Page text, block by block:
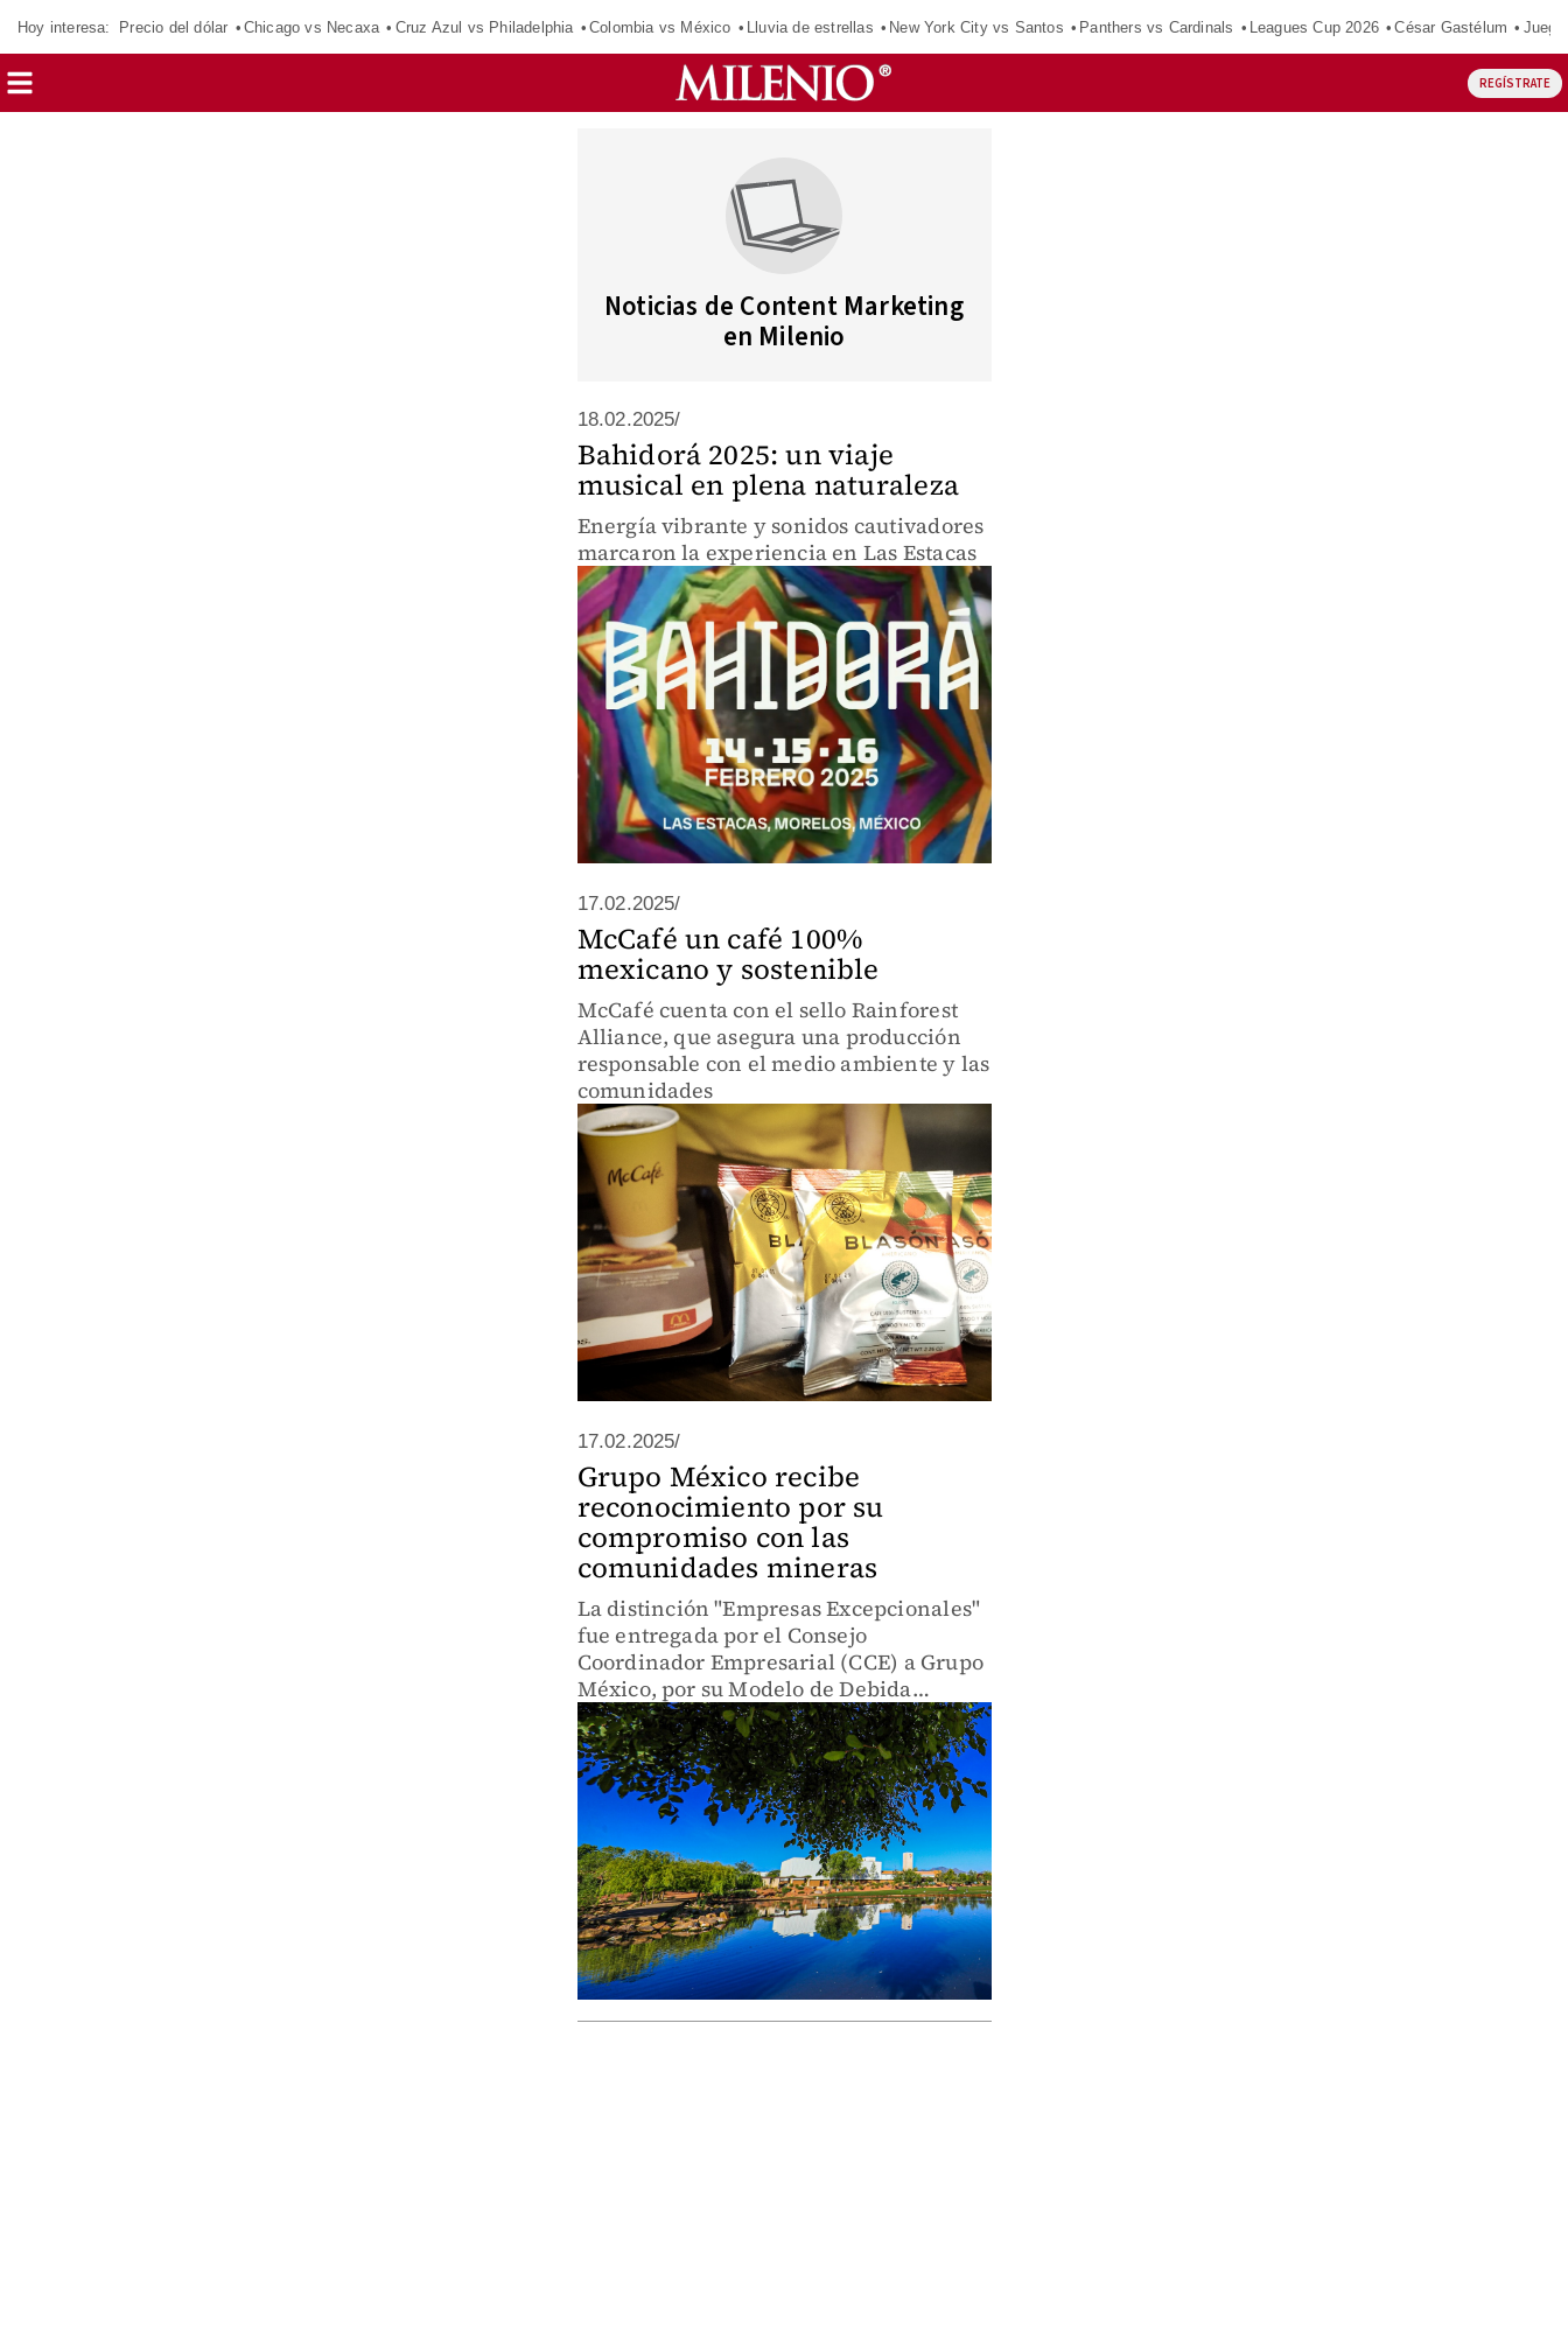
Hoy interesa: Precio del dólar Chicago vs Necaxa Cruz Azul vs Philadelphia Colombia vs México Lluvia de estrellas New York City vs Santos Panthers vs Cardinals Leagues Cup 2026 César Gastélum
REGÍSTRATE
Noticias de Content Marketing
en Milenio
18.02.2025/
Bahidorá 2025: un viaje
musical en plena naturaleza
Energía vibrante y sonidos cautivadores
marcaron la experiencia en Las Estacas
17.02.2025/
McCafé un café 100%
mexicano y sostenible
McCafé cuenta con el sello Rainforest
Alliance, que asegura una producción
responsable con el medio ambiente y las
comunidades
17.02.2025/
Grupo México recibe
reconocimiento por su
compromiso con las
comunidades mineras
La distinción "Empresas Excepcionales"
fue entregada por el Consejo
Coordinador Empresarial (CCE) a Grupo
México, por su Modelo de Debida
Diligencia